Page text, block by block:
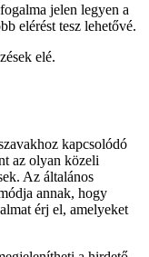
jelen legyen a
elérést tesz lehetővé.
elé.
kapcsolódó
az olyan közeli
Az általános
annak, hogy
érj el, amelyeket